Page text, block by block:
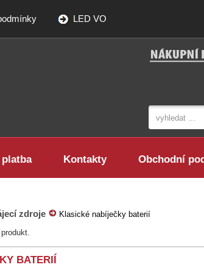
LED VO
platba Kontakty Obchodní
zdroje
Klasické nabíječky baterií
BATERIÍ